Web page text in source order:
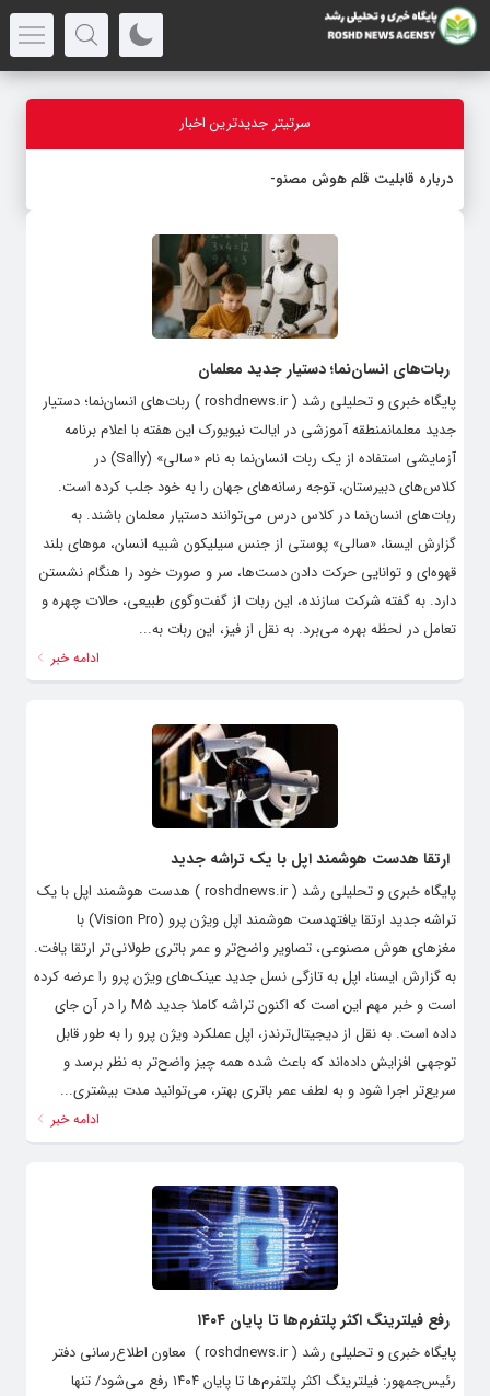
سرتیتر جدیدترین اخبار
درباره قابلیت قلم هوش مصنوعی
ربات‌های انسان‌نما؛ دستیار جدید معلمان
پایگاه خبری و تحلیلی رشد ( roshdnews.ir ) ربات‌های انسان‌نما؛ دستیار
جدید معلمانمنطقه آموزشی‌ در ایالت نیویورک این هفته با اعلام برنامه
آزمایشی استفاده از یک ربات انسان‌نما به نام «سالی» (Sally) در
کلاس‌های دبیرستان، توجه رسانه‌های جهان را به خود جلب کرده است.
ربات‌های انسان‌نما در کلاس درس می‌توانند دستیار معلمان باشند. به
گزارش ایسنا، «سالی» پوستی از جنس سیلیکون شبیه انسان، موهای بلند
قهوه‌ای و توانایی حرکت دادن دست‌ها، سر و صورت خود را هنگام نشستن
دارد. به گفته شرکت سازنده، این ربات از گفت‌وگوی طبیعی، حالات چهره و
تعامل در لحظه بهره می‌برد. به نقل از فیز، این ربات به‌...
ادامه خبر
ارتقا هدست هوشمند اپل با یک تراشه جدید
پایگاه خبری و تحلیلی رشد ( roshdnews.ir ) هدست هوشمند اپل با یک
تراشه جدید ارتقا یافتهدست هوشمند اپل ویژن پرو (Vision Pro) با
مغزهای هوش مصنوعی، تصاویر واضح‌تر و عمر باتری طولانی‌تر ارتقا یافت.
به گزارش ایسنا، اپل به تازگی نسل جدید عینک‌های ویژن پرو را عرضه کرده
است و خبر مهم این است که اکنون تراشه کاملا جدید M5 را در آن جای
داده است. به نقل از دیجیتال‌ترندز، اپل عملکرد ویژن پرو را به طور قابل
توجهی افزایش داده‌اند که باعث شده‌ همه چیز واضح‌تر به نظر برسد و
سریع‌تر اجرا شود و به لطف عمر باتری بهتر، می‌توانید مدت بیشتری...
ادامه خبر
رفع فیلترینگ اکثر پلتفرم‌ها تا پایان ۱۴۰۴
پایگاه خبری و تحلیلی رشد ( roshdnews.ir ) معاون اطلاع‌رسانی دفتر
رئیس‌جمهور: فیلترینگ اکثر پلتفرم‌ها تا پایان ۱۴۰۴ رفع می‌شود/ تنها